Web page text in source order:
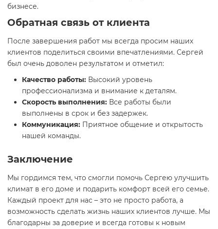
бизнесе.
Обратная связь от клиента
После завершения работ мы всегда просим наших
клиентов поделиться своими впечатлениями. Сергей
был очень доволен результатом и отметил:
Качество работы: Высокий уровень
профессионализма и внимание к деталям.
Скорость выполнения: Все работы были
выполнены в срок и без задержек.
Коммуникация: Приятное общение и открытость
нашей команды.
Заключение
Мы гордимся тем, что смогли помочь Сергею улучшить
климат в его доме и подарить комфорт всей его семье.
Каждый проект для нас – это не просто работа, а
возможность сделать жизнь наших клиентов лучше. Мы
благодарны за доверие и всегда готовы к новым